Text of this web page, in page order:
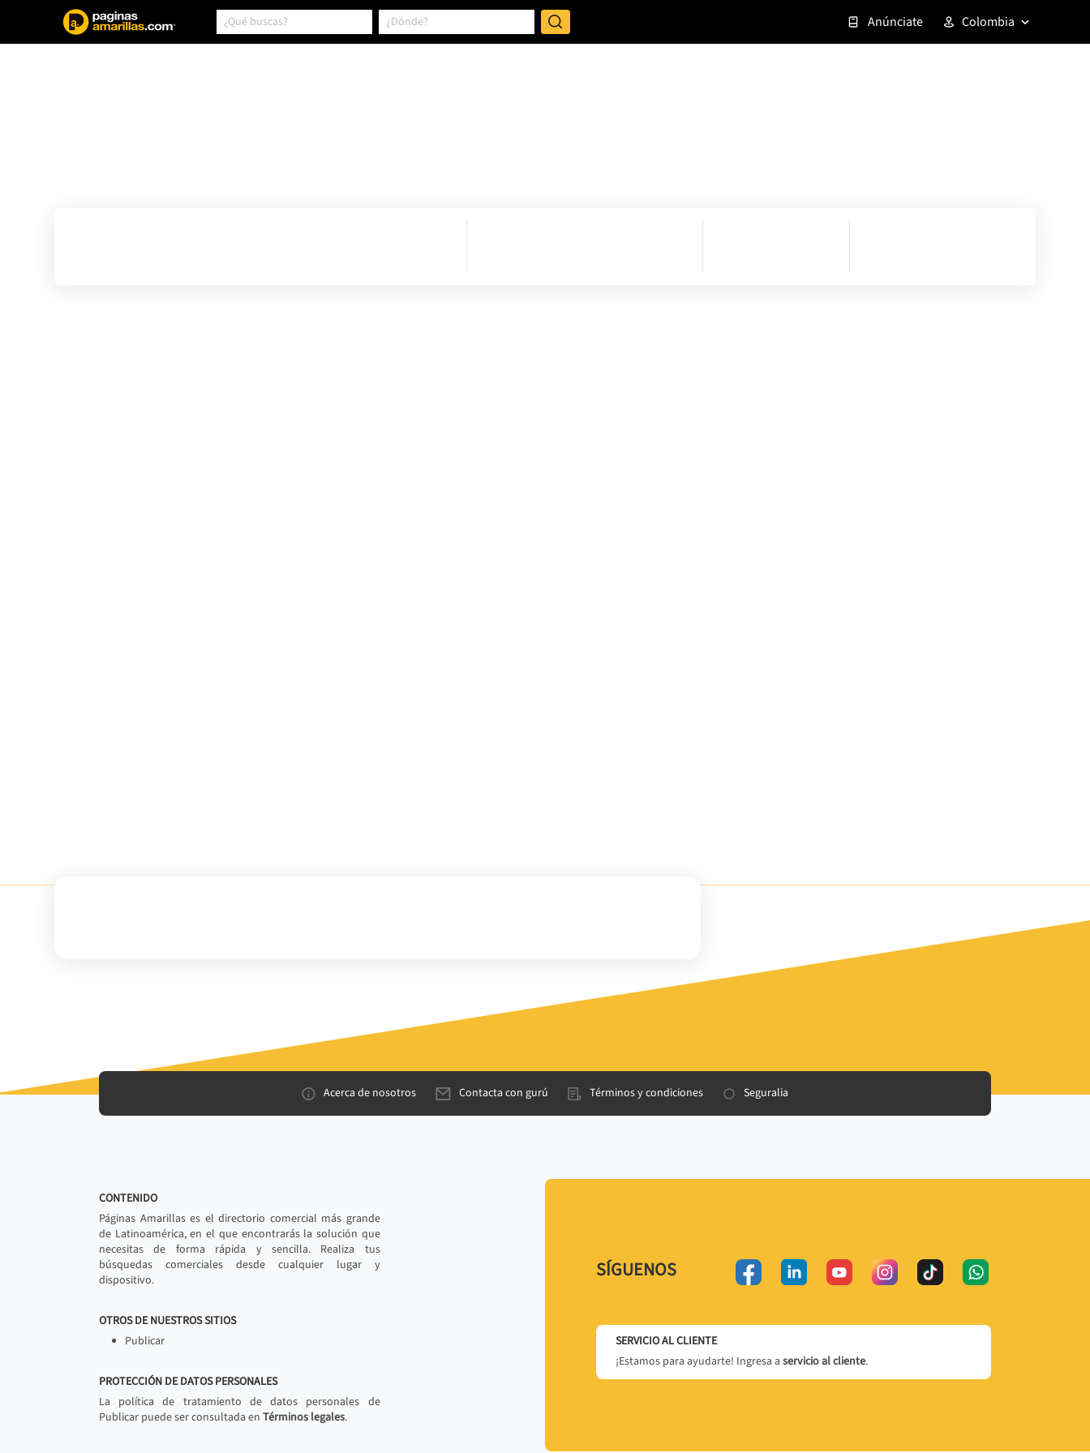
Anúnciate Colombia
Acerca de nosotros Contacta con gurú Términos y condiciones Seguralia
CONTENIDO
Páginas Amarillas es el directorio comercial más grande
de Latinoamérica, en el que encontrarás la solución que
necesitas de forma rápida y sencilla. Realiza tus
búsquedas comerciales desde cualquier lugar y
dispositivo.
OTROS DE NUESTROS SITIOS
Publicar
PROTECCIÓN DE DATOS PERSONALES
La política de tratamiento de datos personales de
Publicar puede ser consultada en Términos legales.
SÍGUENOS
SERVICIO AL CLIENTE
¡Estamos para ayudarte! Ingresa a servicio al cliente.